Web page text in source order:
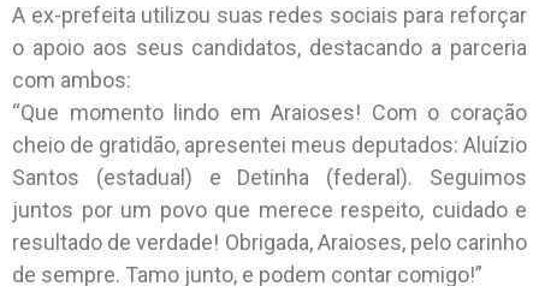
A ex-prefeita utilizou suas redes sociais para reforçar
o apoio aos seus candidatos, destacando a parceria
com ambos:
“Que momento lindo em Araioses! Com o coração
cheio de gratidão, apresentei meus deputados: Aluízio
Santos (estadual) e Detinha (federal). Seguimos
juntos por um povo que merece respeito, cuidado e
resultado de verdade! Obrigada, Araioses, pelo carinho
de sempre. Tamo junto, e podem contar comigo!”